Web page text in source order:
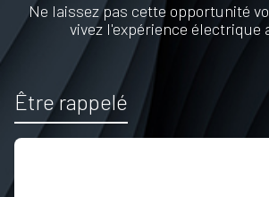
Ne laissez pas cette opportunité
vivez l'expérience électrique
Être rappelé